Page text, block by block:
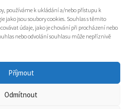
používáme k ukládání a/nebo přístupu k
jako jsou soubory cookies. Souhlas s těmito
údaje, jako je chování při procházení nebo
nebo odvolání souhlasu může nepříznivě
Příjmout
Odmítnout
CENTRUM OSTRAVA
a pedagogickém centru